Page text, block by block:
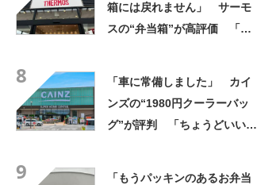
箱には戻れません」 サーモ
スの“弁当箱”が高評価 「想
8
「車に常備しました」 カイ
ンズの“1980円クーラーバッ
グ”が評判 「ちょうどいい大
9
「もうパッキンのあるお弁当